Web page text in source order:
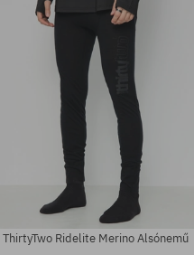
ThirtyTwo Ridelite Merino Alsónemű